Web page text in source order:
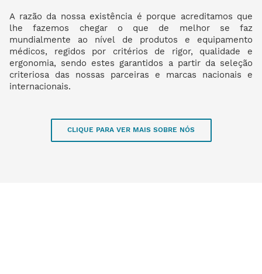
A razão da nossa existência é porque acreditamos que
lhe fazemos chegar o que de melhor se faz
mundialmente ao nível de produtos e equipamento
médicos, regidos por critérios de rigor, qualidade e
ergonomia, sendo estes garantidos a partir da seleção
criteriosa das nossas parceiras e marcas nacionais e
internacionais.
CLIQUE PARA VER MAIS SOBRE NÓS